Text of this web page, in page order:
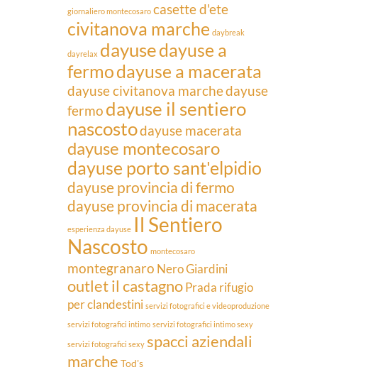
giornaliero montecosaro casette d'ete
civitanova marche daybreak
dayrelax dayusedayuse a
fermodayuse a macerata
dayuse civitanova marchedayuse
fermo dayuse il sentiero
nascostodayuse macerata
dayuse montecosaro
dayuse porto sant'elpidio
dayuse provincia di fermo
dayuse provincia di macerata
esperienza dayuse Il Sentiero
Nascosto montecosaro
montegranaro Nero Giardini
outlet il castagnoPrada rifugio
per clandestini servizi fotografici e videoproduzione
servizi fotografici intimo servizi fotografici intimo sexy
servizi fotografici sexy spacci aziendali
marche Tod's